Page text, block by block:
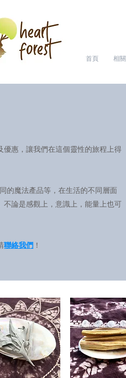
首頁 相
優惠，讓我們在這個靈性的旅程上得
的魔法產品等，在生活的不同層面
不論是感觀上，意識上，能量上也可
聯絡我們 ！